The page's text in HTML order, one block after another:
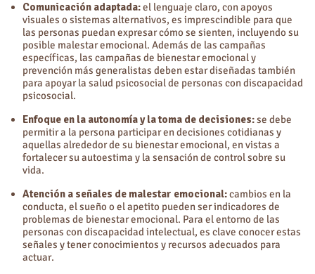
Comunicación adaptada:el lenguaje claro, con apoyos
visuales o sistemas alternativos, es imprescindible para que
las personas puedan expresar cómo se sienten, incluyendo su
posible malestar emocional. Además de las campañas
específicas, las campañas de bienestar emocional y
prevención más generalistas deben estar diseñadas también
para apoyar la salud psicosocial de personas con discapacidad
psicosocial.
Enfoque en la autonomía y la toma de decisiones:se debe
permitir a la persona participar en decisiones cotidianas y
aquellas alrededor de su bienestar emocional, en vistas a
fortalecer su autoestima y la sensación de control sobre su
vida.
Atención a señales de malestar emocional:cambios en la
conducta, el sueño o el apetito pueden ser indicadores de
problemas de bienestar emocional. Para el entorno de las
personas con discapacidad intelectual, es clave conocer estas
señales y tener conocimientos y recursos adecuados para
actuar.